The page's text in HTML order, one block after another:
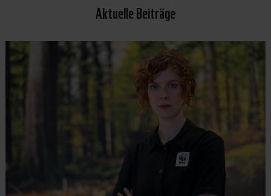
Aktuelle Beiträge